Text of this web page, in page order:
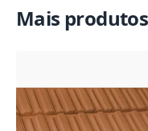
Mais produtos